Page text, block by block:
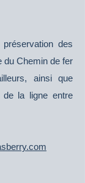
des
du Chemin de fer
ainsi que
de la ligne entre